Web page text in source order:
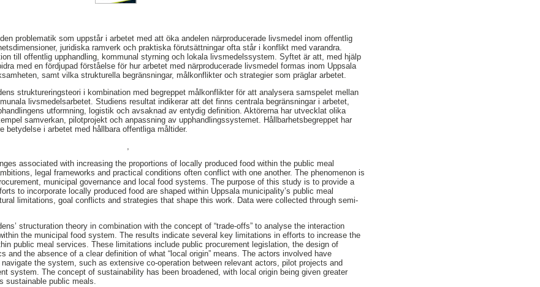
problematik som uppstår i arbetet med att öka andelen närproducerade livsmedel inom offentlig
juridiska ramverk och praktiska förutsättningar ofta står i konflikt med varandra.
till offentlig upphandling, kommunal styrning och lokala livsmedelssystem. Syftet är att, med hjälp
med en fördjupad förståelse för hur arbetet med närproducerade livsmedel formas inom Uppsala
samt vilka strukturella begränsningar, målkonflikter och strategier som präglar arbetet.
struktureringsteori i kombination med begreppet målkonflikter för att analysera samspelet mellan
livsmedelsarbetet. Studiens resultat indikerar att det finns centrala begränsningar i arbetet,
utformning, logistik och avsaknad av entydig definition. Aktörerna har utvecklat olika
samverkan, pilotprojekt och anpassning av upphandlingssystemet. Hållbarhetsbegreppet har
betydelse i arbetet med hållbara offentliga måltider.
associated with increasing the proportions of locally produced food within the public meal
legal frameworks and practical conditions often conflict with one another. The phenomenon is
municipal governance and local food systems. The purpose of this study is to provide a
to incorporate locally produced food are shaped within Uppsala municipality’s public meal
limitations, goal conflicts and strategies that shape this work. Data were collected through semi-
structuration theory in combination with the concept of “trade-offs” to analyse the interaction
the municipal food system. The results indicate several key limitations in efforts to increase the
public meal services. These limitations include public procurement legislation, the design of
and the absence of a clear definition of what “local origin” means. The actors involved have
the system, such as extensive co-operation between relevant actors, pilot projects and
system. The concept of sustainability has been broadened, with local origin being given greater
sustainable public meals.